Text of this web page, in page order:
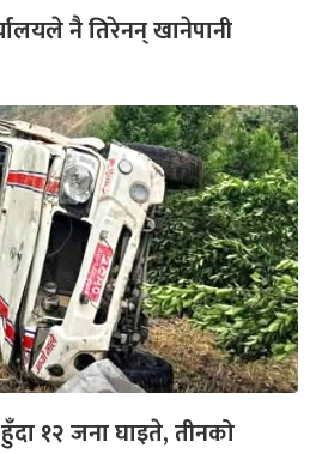
नै तिरेनन् खानेपानी
१२ जना घाइते, तीनको